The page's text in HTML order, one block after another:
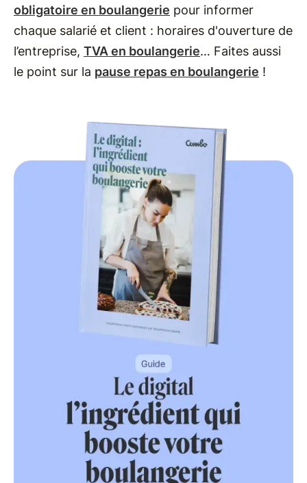
obligatoire en boulangerie pour informer
chaque salarié et client : horaires d'ouverture de
l’entreprise, TVA en boulangerie… Faites aussi
le point sur la pause repas en boulangerie !